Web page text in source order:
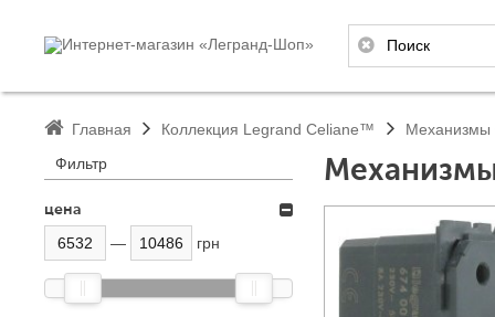
Фильтр
цена
— грн
Главная Коллекция Legrand Celiane™ Механизмы